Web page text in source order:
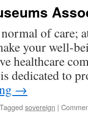
of care;
your well-
healthcare
dedicated to
→
Tagged sovereign |